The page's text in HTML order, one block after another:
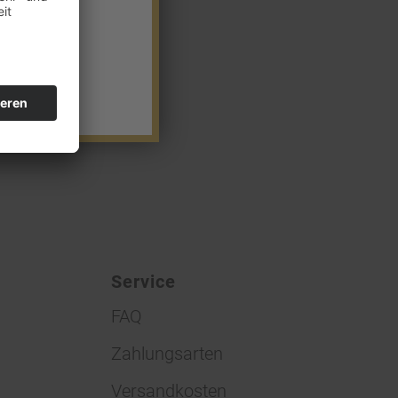
Service
FAQ
Zahlungsarten
Versandkosten